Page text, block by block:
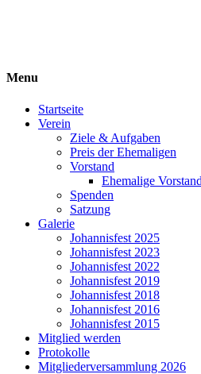
Menu
Startseite
Verein
Ziele & Aufgaben
Preis der Ehemaligen
Vorstand
Ehemalige
Spenden
Satzung
Galerie
Johannisfest 2025
Johannisfest 2023
Johannisfest 2022
Johannisfest 2019
Johannisfest 2018
Johannisfest 2016
Johannisfest 2015
Mitglied werden
Protokolle
Mitgliederversammlung 2026